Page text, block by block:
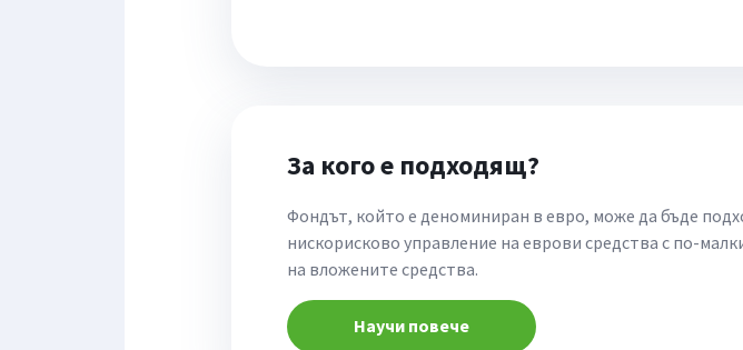
За кого е подходящ?
Фондът, който е деноминиран в евро, може да бъде
нискорисково управление на еврови средства с по-
на вложените средства.
Научи повече